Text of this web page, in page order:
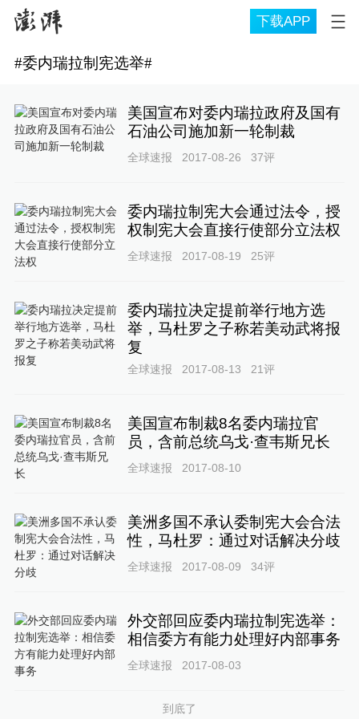
下载APP
#委内瑞拉制宪选举#
美国宣布对委内瑞拉政府及国有
石油公司施加新一轮制裁
全球速报 2017-08-26 37评
委内瑞拉制宪大会通过法令，授
权制宪大会直接行使部分立法权
全球速报 2017-08-19 25评
委内瑞拉决定提前举行地方选
举，马杜罗之子称若美动武将报
复
全球速报 2017-08-13 21评
美国宣布制裁8名委内瑞拉官
员，含前总统乌戈·查韦斯兄长
全球速报 2017-08-10
美洲多国不承认委制宪大会合法
性，马杜罗：通过对话解决分歧
全球速报 2017-08-09 34评
外交部回应委内瑞拉制宪选举：
相信委方有能力处理好内部事务
全球速报 2017-08-03
到底了